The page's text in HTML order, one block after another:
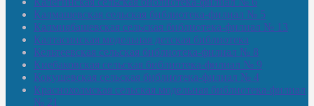
Калмашевская сельская библиотека-филиал № 5
Калмиябашевская сельская библиотека-филиал № 13
Калтасинская модельная детская библиотека
Кельтеевская сельская библиотека-филиал № 8
Киебаковская сельская библиотека-филиал № 9
Кокушевская сельская библиотека-филиал № 4
Краснохолмская сельская модельная библиотека-филиал
№ 21